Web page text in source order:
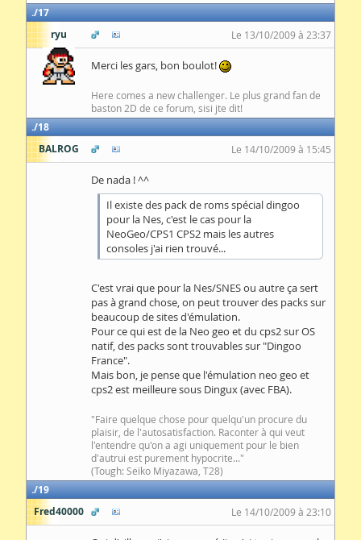
17
ryu
Le 13/10/2009 à 23:37
Merci les gars, bon boulot!
Here comes a new challenger. Le plus grand fan de
baston 2D de ce forum, sisi jte dit!
18
BALROG
Le 14/10/2009 à 15:45
De nada ! ^^
Il existe des pack de roms spécial dingoo
pour la Nes, c'est le cas pour la
NeoGeo/CPS1 CPS2 mais les autres
consoles j'ai rien trouvé...
C'est vrai que pour la Nes/SNES ou autre ça sert
pas à grand chose, on peut trouver des packs sur
beaucoup de sites d'émulation.
Pour ce qui est de la Neo geo et du cps2 sur OS
natif, des packs sont trouvables sur "Dingoo
France".
Mais bon, je pense que l'émulation neo geo et
cps2 est meilleure sous Dingux (avec FBA).
"Faire quelque chose pour quelqu'un procure du
plaisir, de l'autosatisfaction. Raconter à qui veut
l'entendre qu'on a agi uniquement pour le bien
d'autrui est purement hypocrite..."
(Tough: Seïko Miyazawa, T28)
19
Fred40000
Le 14/10/2009 à 23:10